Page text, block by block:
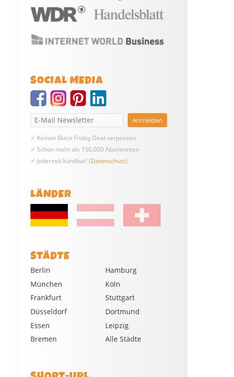
SOCIAL MEDIA
✓ Keinen Black Friday Deal verpassen
✓ Schon mehr als 150.000 Abonennten
✓ Jederzeit kündbar! (Datenschutz)
LÄNDER
STÄDTE
Berlin
Hamburg
München
Köln
Frankfurt
Stuttgart
Düsseldorf
Dortmund
Essen
Leipzig
Bremen
Alle Städte